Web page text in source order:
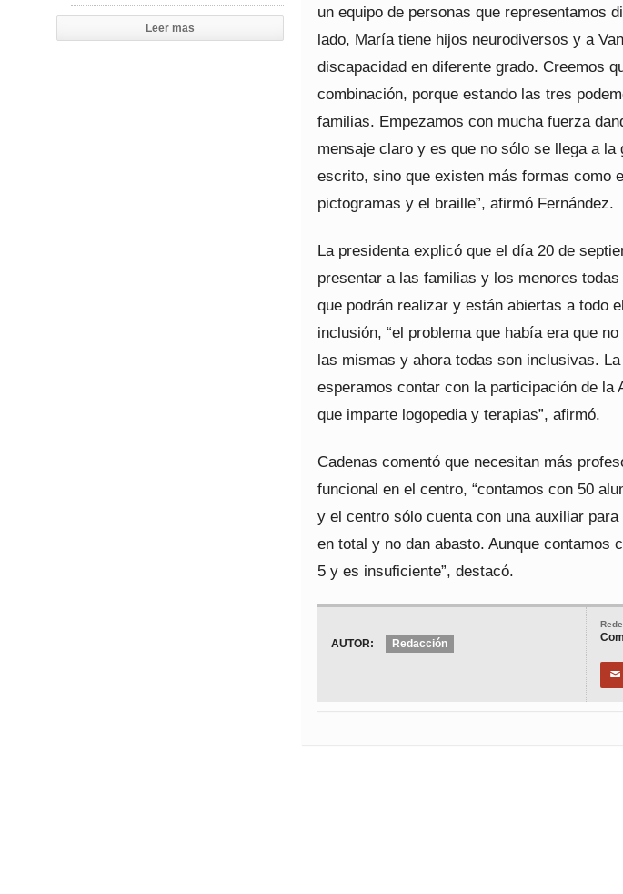
un equipo de personas que representamos
lado, María tiene hijos neurodiversos y a
discapacidad en diferente grado. Creemos
combinación, porque estando las tres
familias. Empezamos con mucha fuerza
mensaje claro y es que no sólo se llega a la
escrito, sino que existen más formas como
pictogramas y el braille”, afirmó Fernández.
La presidenta explicó que el día 20 de
presentar a las familias y los menores
que podrán realizar y están abiertas a todo
inclusión, “el problema que había era que
las mismas y ahora todas son inclusivas.
esperamos contar con la participación de la
que imparte logopedia y terapias”, afirmó.
Cadenas comentó que necesitan más
funcional en el centro, “contamos con 50
y el centro sólo cuenta con una auxiliar
en total y no dan abasto. Aunque contamos
5 y es insuficiente”, destacó.
✉
AUTOR: Redacción
Leer mas